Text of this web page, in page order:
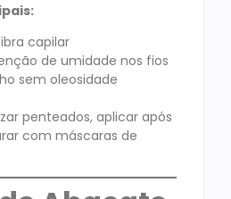
capilar
de umidade nos fios
sem oleosidade
penteados, aplicar após
com máscaras de